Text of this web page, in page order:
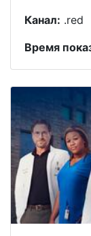
Канал: .red
Время